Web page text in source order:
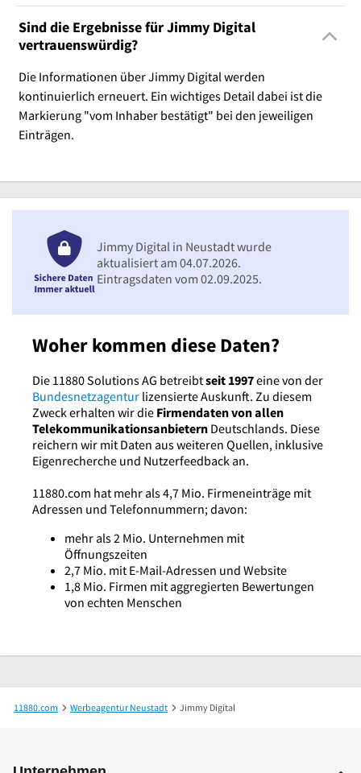
Sind die Ergebnisse für Jimmy Digital
vertrauenswürdig?
Die Informationen über Jimmy Digital werden
kontinuierlich erneuert. Ein wichtiges Detail dabei ist die
Markierung "vom Inhaber bestätigt" bei den jeweiligen
Einträgen.
Woher kommen diese Daten?
Die 11880 Solutions AG betreibtseit 1997eine von der
Bundesnetzagentur lizensierte Auskunft. Zu diesem
Zweck erhalten wir die Firmendaten von allen
Telekommunikationsanbietern Deutschlands. Diese
reichern wir mit Daten aus weiteren Quellen, inklusive
Eigenrecherche und Nutzerfeedback an.
11880.com hat mehr als 4,7 Mio. Firmeneinträge mit
Adressen und Telefonnummern; davon:
mehr als 2 Mio. Unternehmen mit
Öffnungszeiten
2,7 Mio. mit E-Mail-Adressen und Website
1,8 Mio. Firmen mit aggregierten Bewertungen
von echten Menschen
Jimmy Digital in Neustadt wurde
aktualisiert am 04.07.2026.
Eintragsdaten vom 02.09.2025.
11880.com Werbeagentur Neustadt Jimmy Digital